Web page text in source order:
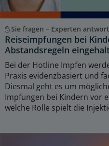
Sie fragen – Experten
Reiseimpfungen bei
Abstandsregeln
Bei der Hotline Impfen
Praxis evidenzbasiert und
Diesmal geht es um
Impfungen bei Kindern vor
welche Rolle spielt die